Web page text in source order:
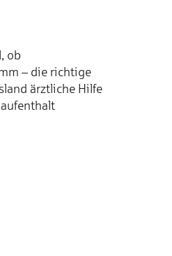
ob
– die richtige
ärztliche Hilfe